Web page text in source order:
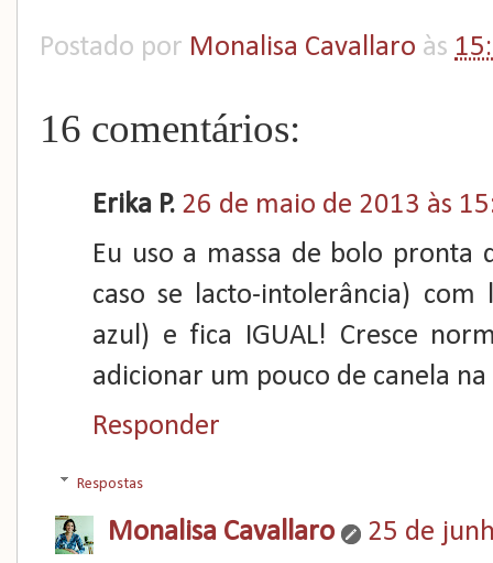
Postado por Monalisa Cavallaro às
16 comentários:
Erika P. 26 de maio de 2013 às
Eu uso a massa de bolo
caso se lacto-intolerância)
azul) e fica IGUAL! Cresce
adicionar um pouco de canela
Responder
Respostas
Monalisa Cavallaro
25 de